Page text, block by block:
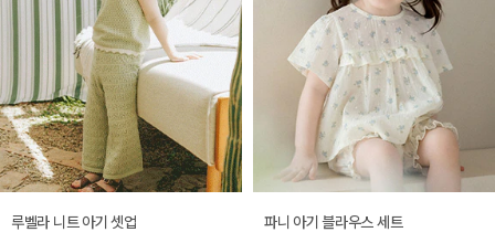
루벨라 니트 아기 셋업 파니 아기 블라우스 세트